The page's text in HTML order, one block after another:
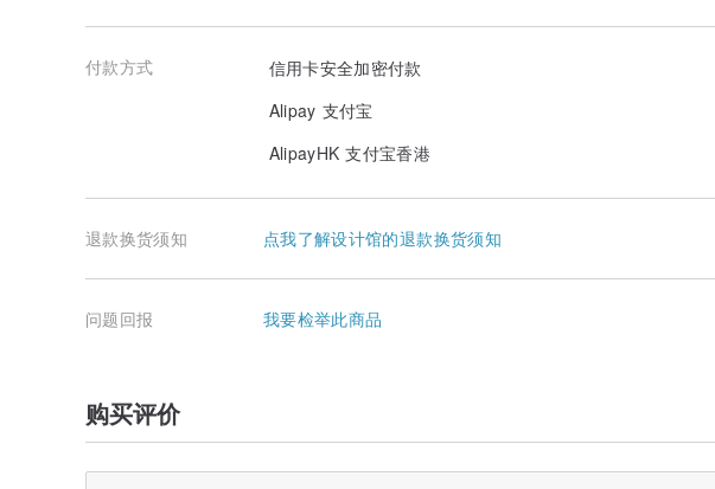
付款方式
信用卡安全加密付款
Alipay 支付宝
AlipayHK 支付宝香港
退款换货须知 点我了解设计馆的退款换货须知
问题回报 我要检举此商品
购买评价